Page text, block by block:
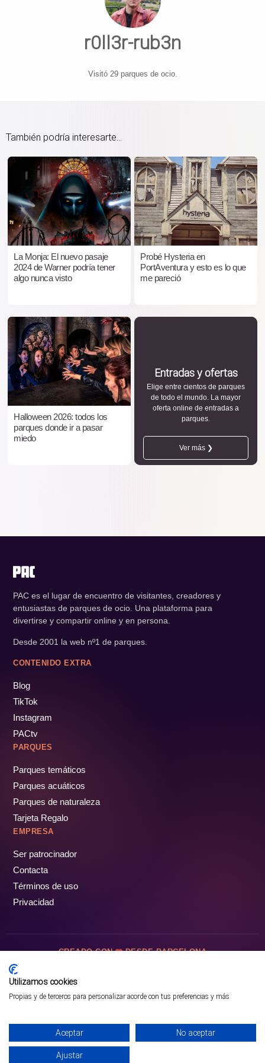
r0ll3r-rub3n
Visitó 29 parques de ocio.
También podría interesarte...
La Monja: El nuevo pasaje
2024 de Warner podría tener
algo nunca visto
Probé Hysteria en
PortAventura y esto es lo que
me pareció
Halloween 2026: todos los
parques donde ir a pasar
miedo
Entradas y ofertas
Elige entre cientos de parques
de todo el mundo. La mayor
oferta online de entradas a
parques.
Ver más ❯
¡PÁSALO!
PAC es el lugar de encuentro de visitantes, creadores y
entusiastas de parques de ocio. Una plataforma para
divertirse y compartir online y en persona.
Desde 2001 la web nº1 de parques.
CONTENIDO EXTRA
Blog
TikTok
Instagram
PACtv
PARQUES
Parques temáticos
Parques acuáticos
Parques de naturaleza
Tarjeta Regalo
EMPRESA
Ser patrocinador
Contacta
Términos de uso
Privacidad
CREADO CON DESDE BARCELONA
Utilizamos cookies
Propias y de terceros para personalizar acorde con tus preferencias y más
Aceptar No aceptar
Ajustar